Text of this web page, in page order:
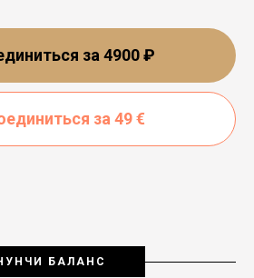
за 4900 ₽
за 49 €
БАЛАНС